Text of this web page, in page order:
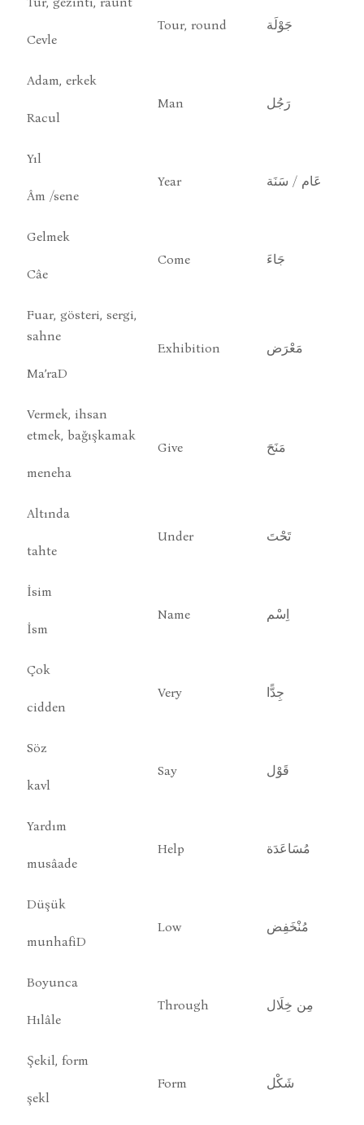
Cevle
Tour, round جَوْلَة
Adam, erkek
Racul
Man رَجُل
Yıl
Âm /sene
Year عَام / سَنَة
Gelmek
Câe
Come جَاءَ
Fuar, gösteri, sergi,
sahne
Ma’raD
Exhibition مَعْرَض
Vermek, ihsan
etmek, bağışkamak
meneha
Give مَنَحَ
Altında
tahte
Under تَحْتَ
İsim
İsm
Name اِسْم
Çok
cidden
Very جِدًّا
Söz
kavl
Say قَوْل
Yardım
musâade
Help مُسَاعَدَة
Düşük
munhafiD
Low مُنْخَفِض
Boyunca
Hılâle
Through مِن خِلَال
Şekil, form
şekl
Form شَكْل